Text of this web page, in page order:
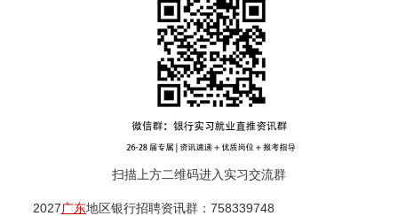
扫描上方二维码进入实习交流群
2027广东地区银行招聘资讯群：758339748